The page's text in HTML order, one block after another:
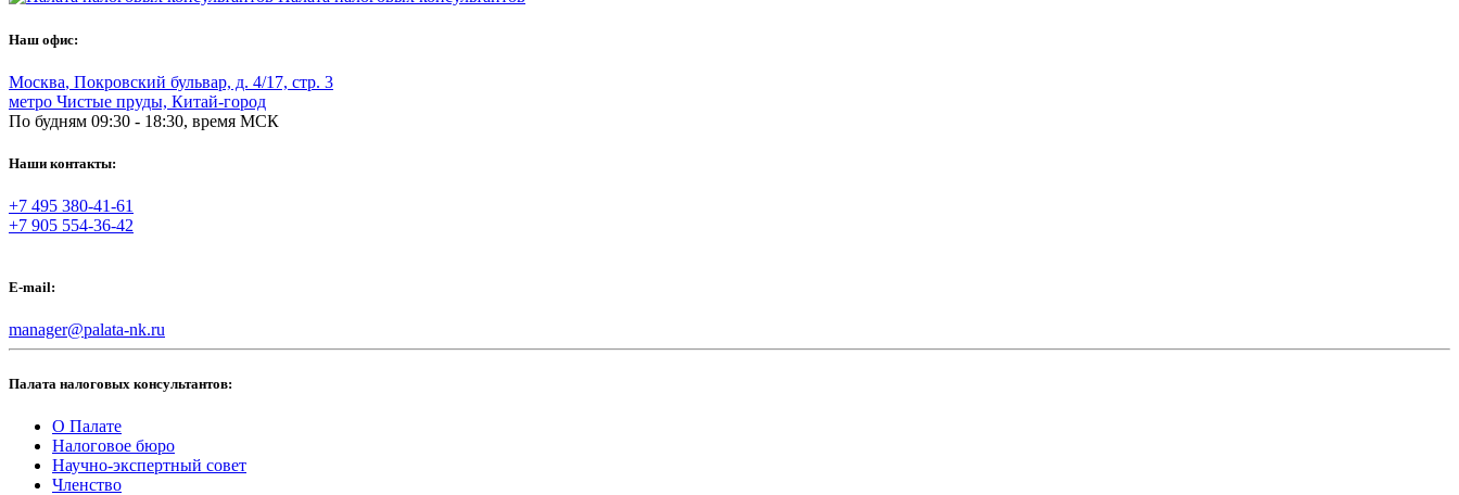
Наш офис:
Москва, Покровский бульвар, д. 4/17, стр. 3
метро Чистые пруды, Китай-город
По будням 09:30 - 18:30, время МСК
Наши контакты:
+7 495 380-41-61
+7 905 554-36-42
E-mail:
manager@palata-nk.ru
Палата налоговых консультантов:
О Палате
Налоговое бюро
Научно-экспертный совет
Членство